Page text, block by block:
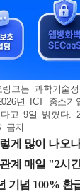
크는 과학기술
년 ICT 중소기
고 9일 밝혔다.
금지